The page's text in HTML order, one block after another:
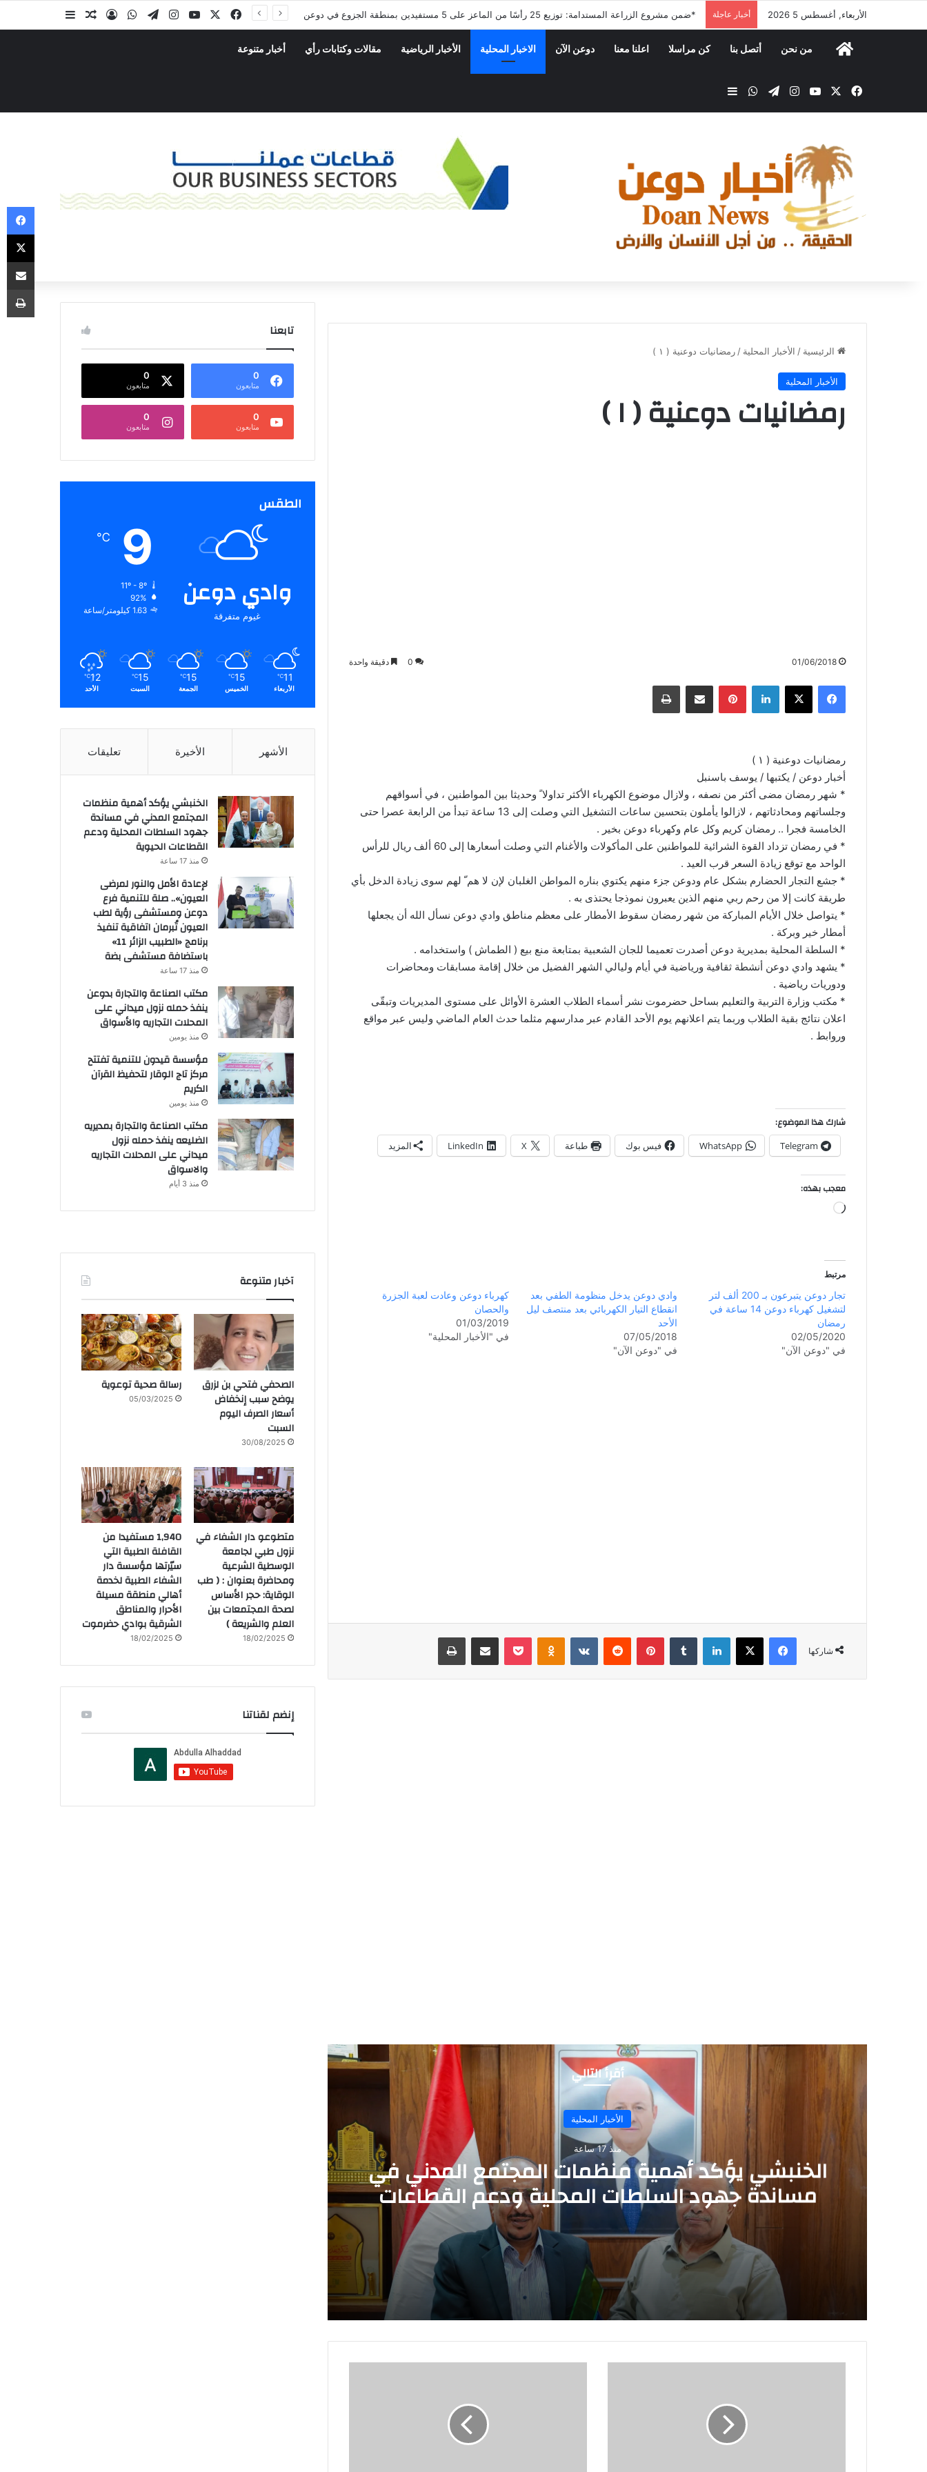
الأربعاء, أغسطس 5 2026 أخبار عاجلة
من نحن أتصل بنا كن مراسلا اعلنا معنا دوعن الآن الاخبار المحلية الأخبار الرياضية مقالات وكتابات رأي أخبار متنوعة
الرئيسية / الأخبار المحلية / رمضانيات دوعنية ( ١ )
الأخبار المحلية
رمضانيات دوعنية ( ١ )
01/06/2018
0 دقيقة واحدة
رمضانيات دوعنية ( ١ )
أخبار دوعن / يكتبها / يوسف باسنبل
* شهر رمضان مضى أكثر من نصفه ، ولازال موضوع الكهرباء الأكثر تداولا ً وحديثا بين المواطنين ، في أسواقهم
وجلساتهم ومحادثاتهم ، لازالوا يأملون بتحسين ساعات التشغيل التي وصلت إلى 13 ساعة تبدأ من الرابعة عصرا حتى
الخامسة فجرا .. رمضان كريم وكل عام وكهرباء دوعن بخير .
* في رمضان تزداد القوة الشرائية للمواطنين على المأكولات والأغنام التي وصلت أسعارها إلى 60 ألف ريال للرأس
الواحد مع توقع زيادة السعر قرب العيد .
* جشع التجار الحضارم بشكل عام ودوعن جزء منهم يكتوي بناره المواطن الغلبان لإن لا هم ّ لهم سوى زيادة الدخل بأي
طريقة كانت إلا من رحم ربي منهم الذين يعبرون نموذجا يحتذى به .
* يتواصل خلال الأيام المباركة من شهر رمضان سقوط الأمطار على معظم مناطق وادي دوعن نسأل الله أن يجعلها
أمطار خير وبركة .
* السلطة المحلية بمديرية دوعن أصدرت تعميما للجان الشعبية بمتابعة منع بيع ( الطماش ) واستخدامه .
* يشهد وادي دوعن أنشطة ثقافية ورياضية في أيام وليالي الشهر الفضيل من خلال إقامة مسابقات ومحاضرات
ودوريات رياضية .
* مكتب وزارة التربية والتعليم بساحل حضرموت نشر أسماء الطلاب العشرة الأوائل على مستوى المديريات وتبقّى
اعلان نتائج بقية الطلاب وربما يتم اعلانهم يوم الأحد القادم عبر مدارسهم مثلما حدث العام الماضي وليس عبر مواقع
وروابط .
شارك هذا الموضوع:
Telegram
WhatsApp فيس بوك طباعة X
LinkedIn المزيد
معجب بهذه:
مرتبط
تجار دوعن يتبرعون بـ 200 ألف لتر
لتشغيل كهرباء دوعن 14 ساعة في
رمضان
02/05/2020
في "دوعن الآن"
وادي دوعن يدخل منظومة الطفي بعد
انقطاع التيار الكهربائي بعد منتصف ليل
الأحد
07/05/2018
في "دوعن الآن"
كهرباء دوعن وعادت لعبة الجزرة
والحصان
01/03/2019
في "الأخبار المحلية"
شاركها
أقرأ التالي
الأخبار المحلية
منذ 17 ساعة
الخنبشي يؤكد أهمية منظمات المجتمع المدني في
مساندة جهود السلطات المحلية ودعم القطاعات
الحيوية
الخنبشي يؤكد أهمية منظمات المجتمع المدني في مساندة جهود السلطات المحلية ودعم القطاعات الحيوية
لإعادة الأمل والنور لمرضى العيون».. صلة للتنمية فرع دوعن ومستشفى رؤية لطب العيون تُبرمان اتفاقية تنفيذ برنامج «الطبيب الزائر 11» باستضافة مستشفى بضة
مكتب الصناعة والتجارة بدوعن ينفذ حمله نزول ميداني على المحلات التجاريه والأسواق
تابعنا
0
متابعون
0
متابعون
0
متابعون
0
متابعون
الطقس
وادي دوعن
غيوم متفرقة
9
℃
11º - 8º
92%
1.63 كيلومتر/ساعة
11
℃
الأربعاء
15
℃
الخميس
15
℃
الجمعة
15
℃
السبت
12
℃
الأحد
الأشهر الأخيرة تعليقات
الخنبشي يؤكد أهمية منظمات
المجتمع المدني في مساندة
جهود السلطات المحلية ودعم
القطاعات الحيوية
منذ 17 ساعة
لإعادة الأمل والنور لمرضى
العيون».. صلة للتنمية فرع
دوعن ومستشفى رؤية لطب
العيون تُبرمان اتفاقية تنفيذ
برنامج «الطبيب الزائر 11»
باستضافة مستشفى بضة
منذ 17 ساعة
مكتب الصناعة والتجارة بدوعن
ينفذ حمله نزول ميداني على
المحلات التجاريه والأسواق
منذ يومين
مؤسسة قيدون للتنمية تفتتح
مركز تاج الوقار لتحفيظ القرآن
الكريم
منذ يومين
مكتب الصناعة والتجارة بمديريه
الضليعه ينفذ حمله نزول
ميداني على المحلات التجاريه
والاسواق
منذ 3 أيام
آخبار متنوعة
الصحفي فتحي بن لزرق
يوضح سبب إنخفاض
أسعار الصرف اليوم
السبت
30/08/2025
رسالة صحية توعوية
05/03/2025
متطوعو دار الشفاء في
نزول طبي لجامعة
الوسطية الشرعية
ومحاضرة بعنوان : ( طب
الوقاية: حجر الأساس
لصحة المجتمعات بين
العلم والشريعة )
18/02/2025
1,940 مستفيدا من
القافلة الطبية التي
سيّرتها مؤسسة دار
الشفاء الطبية لخدمة
أهالي منطقة مسيلة
الأحرار والمناطق
الشرقية بوادي حضرموت
18/02/2025
إنضم لقناتنا